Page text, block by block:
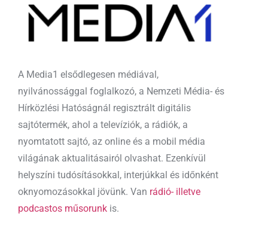
A Media1 elsődlegesen médiával,
nyilvánossággal foglalkozó, a Nemzeti Média- és
Hírközlési Hatóságnál regisztrált digitális
sajtótermék, ahol a televíziók, a rádiók, a
nyomtatott sajtó, az online és a mobil média
világának aktualitásairól olvashat. Ezenkívül
helyszíni tudósításokkal, interjúkkal és időnként
oknyomozásokkal jövünk. Van rádió- illetve
podcastos műsorunk is.